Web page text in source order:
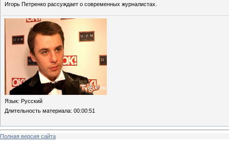
Игорь Петренко рассуждает о современных журналистах.
Язык: Русский
Длительность материала: 00:00:51
Полная версия сайта